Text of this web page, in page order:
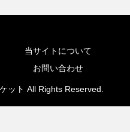
当サイトについて
お問い合わせ
ット All Rights Reserved.